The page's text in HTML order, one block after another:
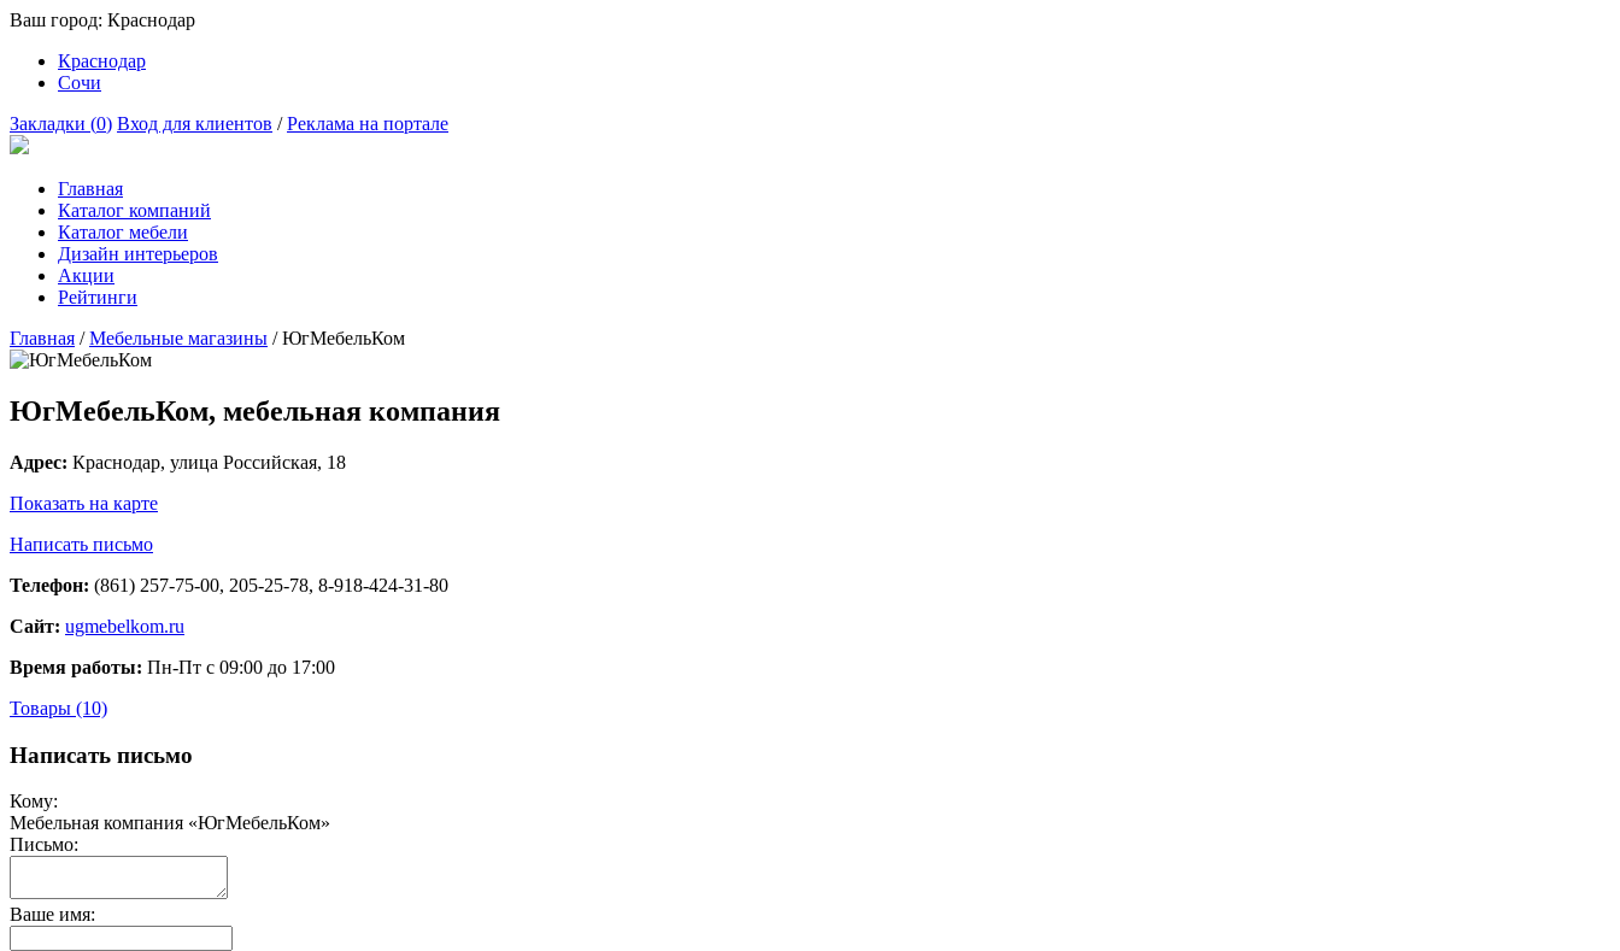
Ваш город: Краснодар
Краснодар
Сочи
Закладки (0) Вход для клиентов /Реклама на портале
Главная
Каталог компаний
Каталог мебели
Дизайн интерьеров
Акции
Рейтинги
Главная /Мебельные магазины /ЮгМебельКом
ЮгМебельКом, мебельная компания
Адрес: Краснодар, улица Российская, 18
Показать на карте
Написать письмо
Телефон: (861) 257-75-00, 205-25-78, 8-918-424-31-80
Сайт: ugmebelkom.ru
Время работы: Пн-Пт с 09:00 до 17:00
Товары (10)
Написать письмо
Кому:
Мебельная компания «ЮгМебельКом»
Письмо:
Ваше имя: